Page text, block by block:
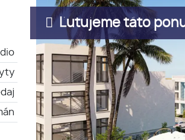
Ľutujeme táto